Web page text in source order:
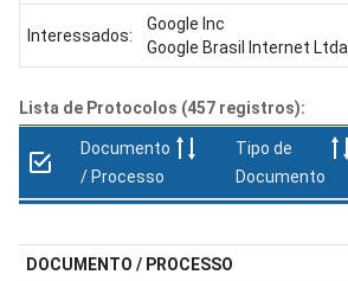
Interessados:
Google Inc
Google Brasil Internet Ltda
Lista de Protocolos (457 registros):
Documento
/ Processo
Tipo de
Documento